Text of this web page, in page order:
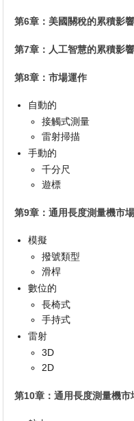
第6章：美國關稅的累積影
第7章：人工智慧的累積影
第8章：市場運作
自動的
接觸式測量
雷射掃描
手動的
千分尺
遊標
第9章：通用長度測量機市
模擬
撥號類型
滑桿
數位的
長椅式
手持式
雷射
3D
2D
第10章：通用長度測量機